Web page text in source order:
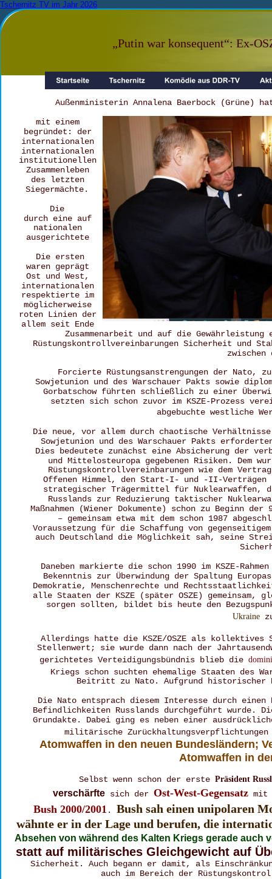
„Putin war konsequent“: Ex-
Außenministerin Annalena Baerbock
mit einem
begründet: der
internationalen
internationalen
institutionellen
Zusammenleben
des letzten
Siegermächte.
Die
durch eine auf
nationalen
ausgerichtete
Die ersten
waren geprägt
Ost und West,
internationalen
respektierte im
möglicherweise
roten Linien der
allem seit Ende
Zusammenarbeit und auf die
Rüstungskontrollvereinbarungen Sicherheit und
zwischen
Forcierte Rüstungsanstrengungen der Nato,
Sowjetunion und des Warschauer Pakts sowie
Gorbatschow führten schließlich zu einer
setzten sich schon zuvor im KSZE-Prozess
abgebuchte westliche
Die neue, vor allem durch chaotische
Sowjetunion und des Warschauer Pakts
Dies bedeutete zunächst eine Absicherung der
und Mittelosteuropa gegebenen Risiken. Dem
Rüstungskontrollvereinbarungen wie dem
Offenen Himmel, den Start-I- und -II-Verträgen
strategischer Trägermittel für Nuklearwaffen,
Russlands zur Reduzierung taktischer
Maßnahmen (Wiener Dokumente) schon zu Beginn
– gemeinsam etwa mit dem schon 1987
Voraussetzung für die Schaffung von
auch Deutschland die Möglichkeit sah, seine
Daneben markierte die schon 1990 im KSZE-
Bekenntnis zur Überwindung der Spaltung
Demokratie, Menschenrechte und
alle Staaten der KSZE (später OSZE)
sorgen sollten, bildet bis heute den
Ukraine
Allerdings hatte die KSZE/OSZE als kollektives
Stellenwert; sie wurde dann nach der
gerichtetes Verteidigungsbündnis blieb die
Kriegs schon suchten ehemalige Staaten des
Beitritt zu Nato. Aufgrund historischer
Die Nato entsprach diesem Interesse durch
Befindlichkeiten Russlands durchgeführt wurde.
Grundakte. Dabei ging es neben einer
militärische
Atomwaffen in den neuen Bundesländern;
Atomwaffen in
Selbst wenn schon der erste Präsident
verschärfte sich der Ost-West-Gegensatz mit
Bush 2000/2001 . Bush sah einen unipolaren
wähnte er in der Lage und berufen, die
Absehen von während des Kalten Kriegs gerade auch
statt auf militärisches Gleichgewicht auf
Sicherheit. Auch begann er damit, als
auch im Bereich der
Tschernitz TV im Jahr 2026